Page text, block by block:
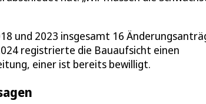
und 2023 insgesamt 16
registrierte die Bauaufsicht einen
einer ist bereits bewilligt.